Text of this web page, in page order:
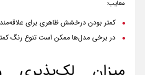
معایب:
کمتر بودن درخشش ظاهری برای
در برخی مدل‌ها ممکن است تنوع رنگ